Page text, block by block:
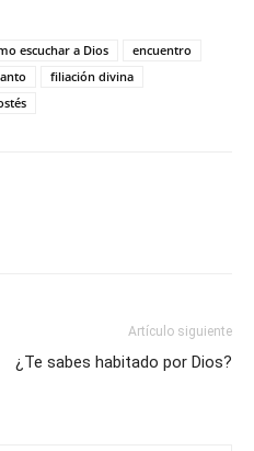
escuchar a Dios
encuentro
filiación divina
Artículo siguiente
¿Te sabes habitado por Dios?